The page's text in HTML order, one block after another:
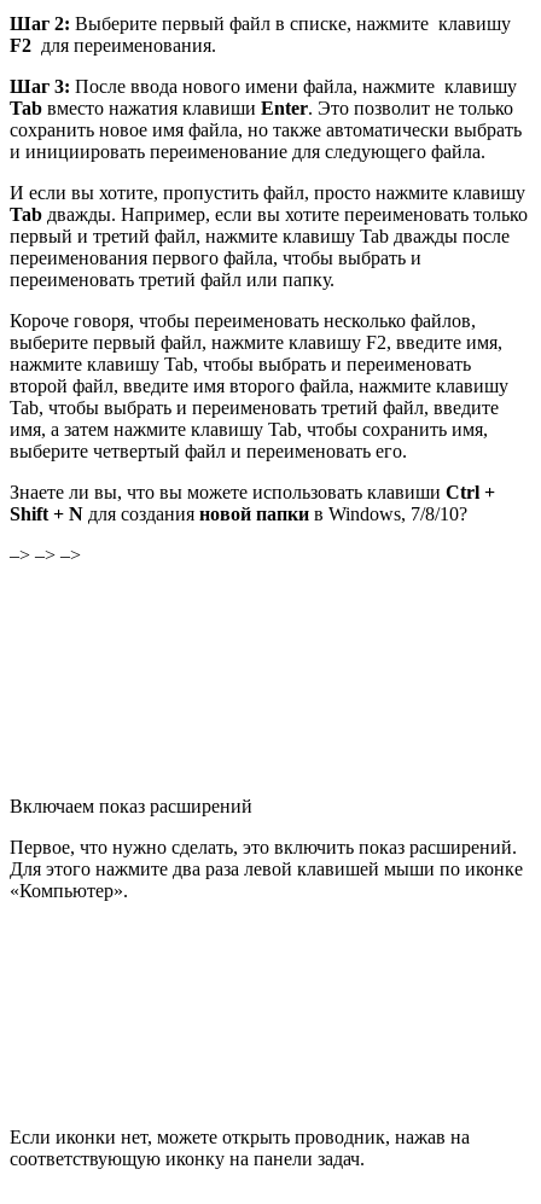
Шаг 2: Выберите первый файл в списке, нажмите клавишу
F2 для переименования.
Шаг 3: После ввода нового имени файла, нажмите клавишу
Tab вместо нажатия клавиши Enter. Это позволит не только
сохранить новое имя файла, но также автоматически выбрать
и инициировать переименование для следующего файла.
И если вы хотите, пропустить файл, просто нажмите клавишу
Tab дважды. Например, если вы хотите переименовать только
первый и третий файл, нажмите клавишу Tab дважды после
переименования первого файла, чтобы выбрать и
переименовать третий файл или папку.
Короче говоря, чтобы переименовать несколько файлов,
выберите первый файл, нажмите клавишу F2, введите имя,
нажмите клавишу Tab, чтобы выбрать и переименовать
второй файл, введите имя второго файла, нажмите клавишу
Tab, чтобы выбрать и переименовать третий файл, введите
имя, а затем нажмите клавишу Tab, чтобы сохранить имя,
выберите четвертый файл и переименовать его.
Знаете ли вы, что вы можете использовать клавиши Ctrl +
Shift + N для создания новой папки в Windows, 7/8/10?
–> –> –>
Включаем показ расширений
Первое, что нужно сделать, это включить показ расширений.
Для этого нажмите два раза левой клавишей мыши по иконке
«Компьютер».
Если иконки нет, можете открыть проводник, нажав на
соответствующую иконку на панели задач.